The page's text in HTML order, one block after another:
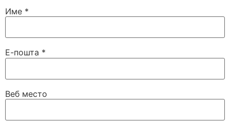
Име *
Е-пошта *
Веб место